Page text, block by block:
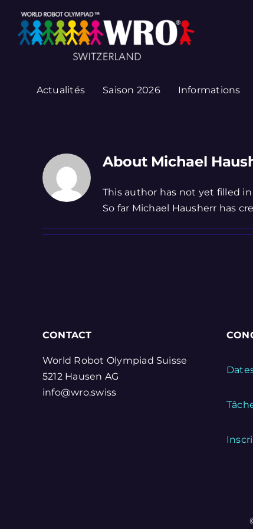
content
Actualités Saison 2026 Informations
About Michael
This author has not yet filled
So far Michael Hausherr has
CONTACT
World Robot Olympiad Suisse
5212 Hausen AG
info@wro.swiss